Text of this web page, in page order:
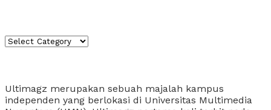
Kategori
Ultimagz merupakan sebuah majalah kampus
independen yang berlokasi di Universitas Multimedia